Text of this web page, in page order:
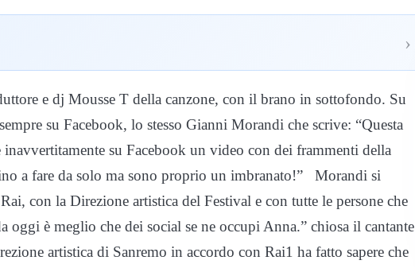
›
e dj Mousse T della canzone, con il brano in sottofondo. Su
su Facebook, lo stesso Gianni Morandi che scrive: “Questa
su Facebook un video con dei frammenti della
a fare da solo ma sono proprio un imbranato!” Morandi si
con la Direzione artistica del Festival e con tutte le persone che
oggi è meglio che dei social se ne occupi Anna.” chiosa il cantante
artistica di Sanremo in accordo con Rai1 ha fatto sapere che